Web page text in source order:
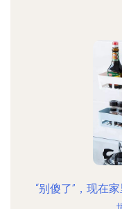
“别傻了”，现在